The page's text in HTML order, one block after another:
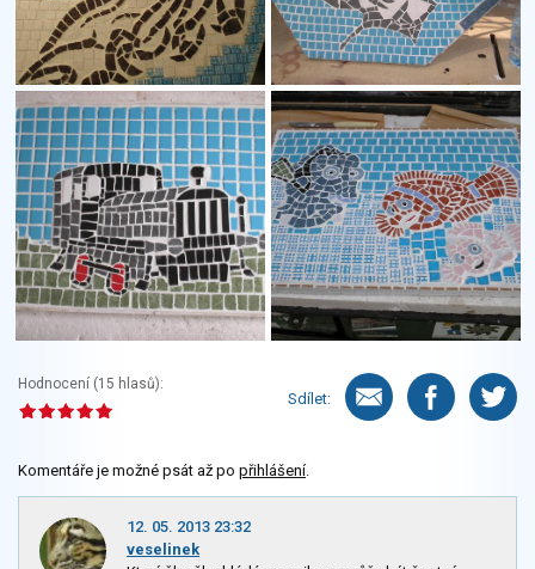
Hodnocení (15 hlasů):
Sdílet:
Komentáře je možné psát až po přihlášení.
12. 05. 2013 23:32
veselinek